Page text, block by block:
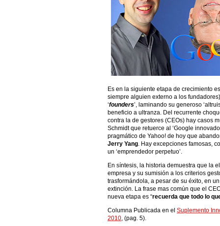
Es en la siguiente etapa de crecimiento
siempre alguien externo a los
‘founders’, laminando su generoso
beneficio a ultranza. Del recurrente
contra la de gestores (CEOs) hay casos
Schmidt que retuerce al ‘Google
pragmático de Yahoo! de hoy que
Jerry Yang. Hay excepciones famosas,
un ‘emprendedor perpetuo’.
En síntesis, la historia demuestra que la
empresa y su sumisión a los criterios
trasformándola, a pesar de su éxito, en
extinción. La frase mas común que el
nueva etapa es “recuerda que todo lo
Columna Publicada en el Suplemento
2010, (pag. 5).